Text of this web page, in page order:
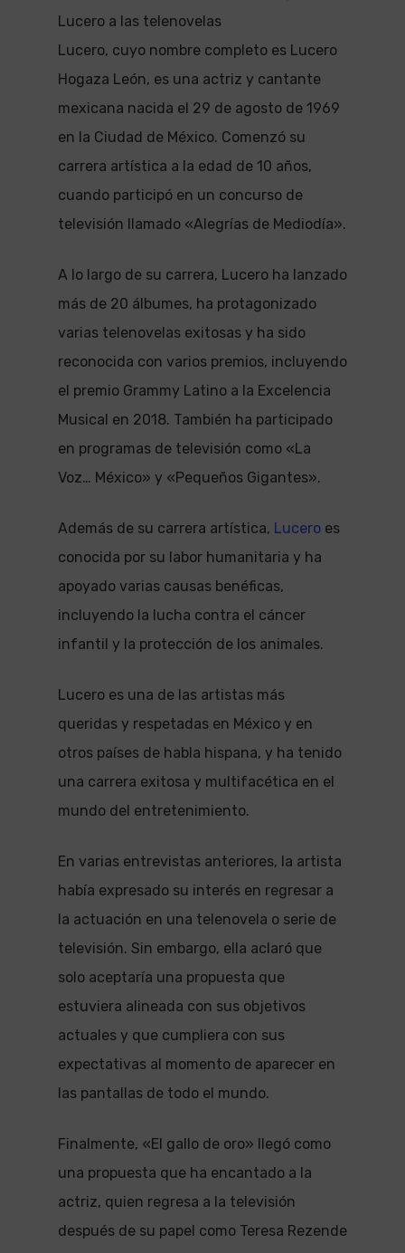
Lucero a las telenovelas
Lucero, cuyo nombre completo es Lucero
Hogaza León, es una actriz y cantante
mexicana nacida el 29 de agosto de 1969
en la Ciudad de México. Comenzó su
carrera artística a la edad de 10 años,
cuando participó en un concurso de
televisión llamado «Alegrías de Mediodía».
A lo largo de su carrera, Lucero ha lanzado
más de 20 álbumes, ha protagonizado
varias telenovelas exitosas y ha sido
reconocida con varios premios, incluyendo
el premio Grammy Latino a la Excelencia
Musical en 2018. También ha participado
en programas de televisión como «La
Voz… México» y «Pequeños Gigantes».
Además de su carrera artística, Lucero es
conocida por su labor humanitaria y ha
apoyado varias causas benéficas,
incluyendo la lucha contra el cáncer
infantil y la protección de los animales.
Lucero es una de las artistas más
queridas y respetadas en México y en
otros países de habla hispana, y ha tenido
una carrera exitosa y multifacética en el
mundo del entretenimiento.
En varias entrevistas anteriores, la artista
había expresado su interés en regresar a
la actuación en una telenovela o serie de
televisión. Sin embargo, ella aclaró que
solo aceptaría una propuesta que
estuviera alineada con sus objetivos
actuales y que cumpliera con sus
expectativas al momento de aparecer en
las pantallas de todo el mundo.
Finalmente, «El gallo de oro» llegó como
una propuesta que ha encantado a la
actriz, quien regresa a la televisión
después de su papel como Teresa Rezende